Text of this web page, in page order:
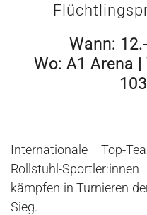
Wann:
Wo: A1 Arena |
Internationale Top-
Rollstuhl-
kämpfen in Turnieren
Sieg.